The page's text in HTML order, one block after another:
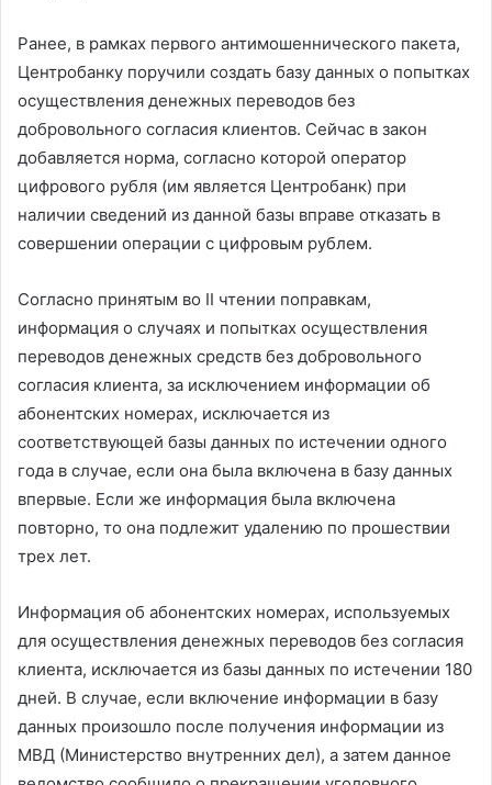
Ранее, в рамках первого антимошеннического пакета,
Центробанку поручили создать базу данных о попытках
осуществления денежных переводов без
добровольного согласия клиентов. Сейчас в закон
добавляется норма, согласно которой оператор
цифрового рубля (им является Центробанк) при
наличии сведений из данной базы вправе отказать в
совершении операции с цифровым рублем.
Согласно принятым во II чтении поправкам,
информация о случаях и попытках осуществления
переводов денежных средств без добровольного
согласия клиента, за исключением информации об
абонентских номерах, исключается из
соответствующей базы данных по истечении одного
года в случае, если она была включена в базу данных
впервые. Если же информация была включена
повторно, то она подлежит удалению по прошествии
трех лет.
Информация об абонентских номерах, используемых
для осуществления денежных переводов без согласия
клиента, исключается из базы данных по истечении 180
дней. В случае, если включение информации в базу
данных произошло после получения информации из
МВД (Министерство внутренних дел), а затем данное